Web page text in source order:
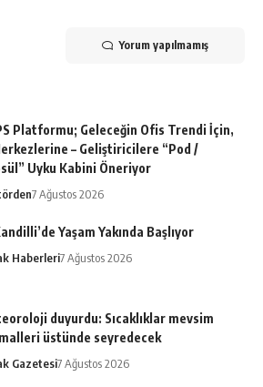
Yorum yapılmamış
Platformu; Geleceğin Ofis Trendi İçin,
– Geliştiricilere “Pod /
Uyku Kabini Öneriyor
7 Ağustos 2026
Yaşam Yakında Başlıyor
Haberleri7 Ağustos 2026
duyurdu: Sıcaklıklar mevsim
üstünde seyredecek
Gazetesi7 Ağustos 2026